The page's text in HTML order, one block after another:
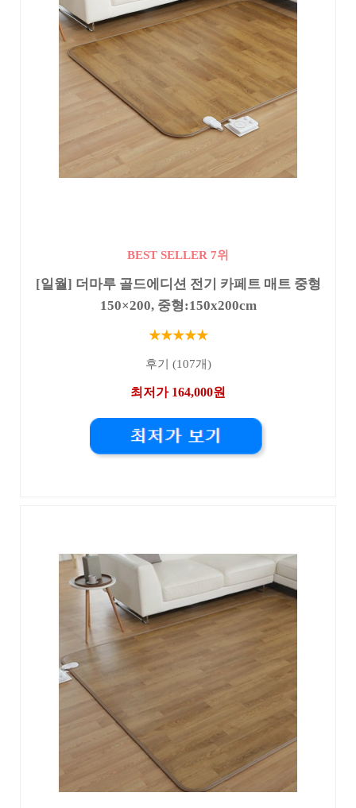
BEST SELLER 7위
[일월] 더마루 골드에디션 전기 카페트 매트 중형
150×200, 중형:150x200cm
★★★★★
후기 (107개)
최저가 164,000원